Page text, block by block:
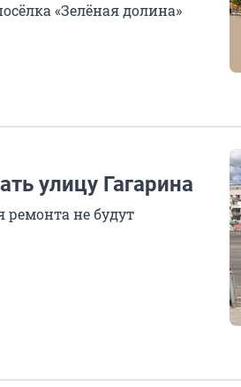
«Зелёная долина»
улицу Гагарина
не будут